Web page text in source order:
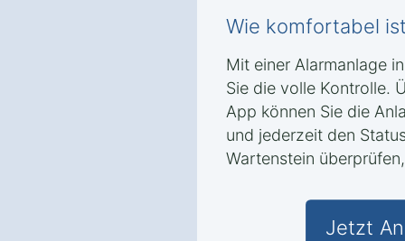
Wie komfortabel
Mit einer Alarmanlage
Sie die volle Kontrolle.
App können Sie die
und jederzeit den
Wartenstein
Jetzt